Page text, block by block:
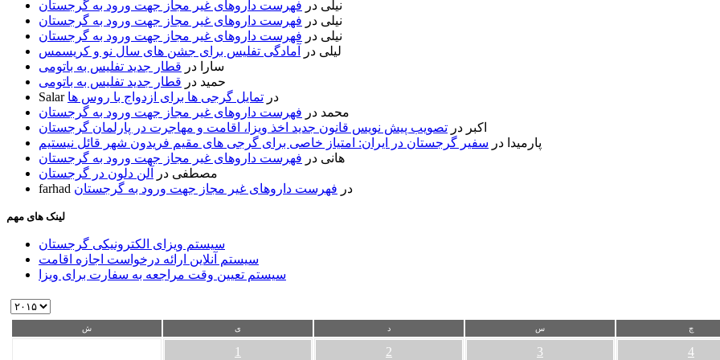
نیلی در فهرست داروهای غیر مجاز جهت ورود به گرجستان
نیلی در فهرست داروهای غیر مجاز جهت ورود به گرجستان
نیلی در فهرست داروهای غیر مجاز جهت ورود به گرجستان
لیلی در
آمادگی تفلیس برای جشن های سال نو و کریسمس
سارا
در قطار جدید تفلیس به باتومی
حمید در قطار جدید تفلیس به باتومی
Salar
در تمایل گرجی ها برای ازدواج با روس ها
محمد در فهرست داروهای غیر مجاز جهت ورود به گرجستان
اکبر در تصویب پیش نویس قانون جدید اخذ ویزا، اقامت و مهاجرت در پارلمان گرجستان
پارمیدا در سفیر گرجستان در ایران: امتیاز خاصی برای گرجی های مقیم فریدون شهر قائل نیستیم
هانی در فهرست داروهای غیر مجاز جهت ورود به گرجستان
مصطفی در
آلن دلون در گرجستان
farhad
در فهرست داروهای غیر مجاز جهت ورود به گرجستان
لینک های مهم
سیستم ویزای الکترونیکی گرجستان
سیستم آنلاین ارائه درخواست اجازه اقامت
سیستم تعیین وقت مراجعه به سفارت برای ویزا
ش ی د س چ
1 2 3 4